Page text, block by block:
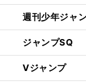
週刊少年ジャ
ジャンプSQ
Vジャンプ